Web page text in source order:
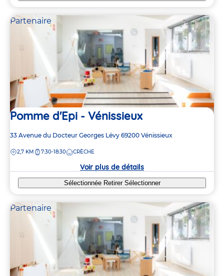
Partenaire
Pomme d'Epi - Vénissieux
Adresse
la
33 Avenue du Docteur Georges Lévy 69200 Vénissieux
DISTANCE
2,7 KM 7:30-18:30 CRÈCHE
Voir plus de détails
Sélectionnée Retirer Sélectionner
Partenaire